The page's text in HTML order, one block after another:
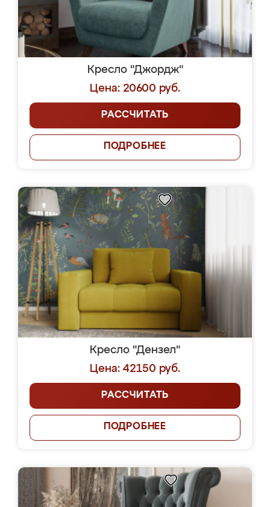
Кресло "Джордж"
Цена: 20600 руб.
РАССЧИТАТЬ
ПОДРОБНЕЕ
Кресло "Дензел"
Цена: 42150 руб.
РАССЧИТАТЬ
ПОДРОБНЕЕ